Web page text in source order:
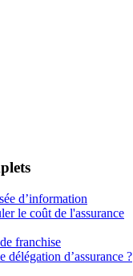
d’information
le coût de l'assurance
franchise
délégation d’assurance ?